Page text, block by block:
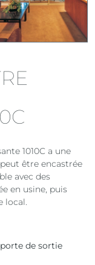
1010C a une
être encastrée
avec des
en usine, puis
local.
de sortie